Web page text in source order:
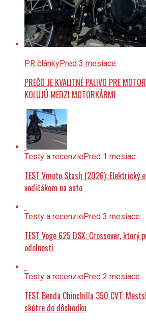
PR článkyPred 3 mesiace
PREČO JE KVALITNÉ PALIVO PRE
KOLUJÚ MEDZI MOTORKÁRMI
Testy a recenziePred 1 mesiac
TEST Vmoto Stash (2026): Elektrický
vodičákom na auto
Testy a recenziePred 3 mesiace
TEST Voge 625 DSX: Crossover, ktorý
odolnosti
Testy a recenziePred 2 mesiace
TEST Benda Chinchilla 350 CVT:
skútre do dôchodku